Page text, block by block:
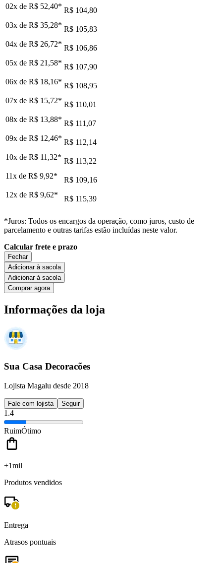
02x de R$ 52,40* R$ 104,80
03x de R$ 35,28* R$ 105,83
04x de R$ 26,72* R$ 106,86
05x de R$ 21,58* R$ 107,90
06x de R$ 18,16* R$ 108,95
07x de R$ 15,72* R$ 110,01
08x de R$ 13,88* R$ 111,07
09x de R$ 12,46* R$ 112,14
10x de R$ 11,32* R$ 113,22
11x de R$ 9,92*
R$ 109,16
12x de R$ 9,62* R$ 115,39
*Juros: Todos os encargos da operação, como juros, custo de
parcelamento e outras tarifas estão incluídas neste valor.
Calcular frete e prazo
Fechar
Adicionar à sacola
Adicionar à sacola
Comprar agora
Informações da loja
Sua Casa Decoracões
Lojista Magalu desde 2018
Fale com lojista Seguir
1.4
RuimÓtimo
+1mil
Produtos vendidos
Entrega
Atrasos pontuais